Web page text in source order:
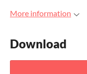
More information
Download